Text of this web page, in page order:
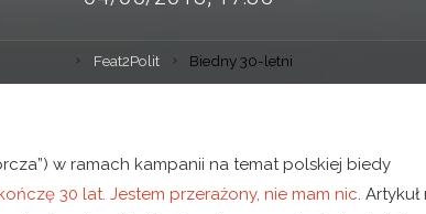
Feat2Polit Biedny 30-letni
w ramach kampanii na temat polskiej biedy
30 lat. Jestem przerażony, nie mam nic. Artykuł